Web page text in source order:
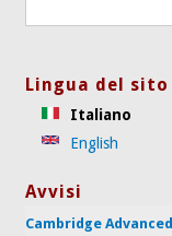
Lingua del sito
Italiano
English
Avvisi
Cambridge